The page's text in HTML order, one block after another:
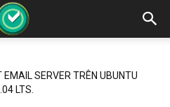
SERVER TRÊN UBUNTU
LTS.